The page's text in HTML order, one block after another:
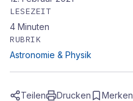
LESEZEIT
4 Minuten
RUBRIK
Astronomie & Physik
Teilen Drucken Merken